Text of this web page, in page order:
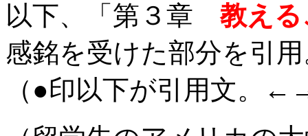
以下、「第３章教え
感銘を受けた部分を引
（●印以下が引用文。